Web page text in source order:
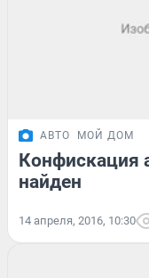
АВТО МОЙ ДОМ
Конфискация
найден
14 апреля, 2016, 10:30